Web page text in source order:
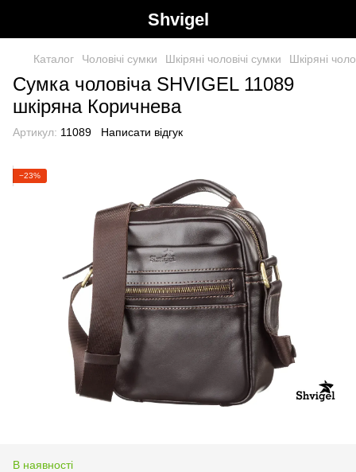
Shvigel
Каталог Чоловічі сумки Шкіряні чоловічі сумки Шкіряні
Сумка чоловіча SHVIGEL 11089
шкіряна Коричнева
Артикул: 11089 Написати відгук
−23%
В наявності